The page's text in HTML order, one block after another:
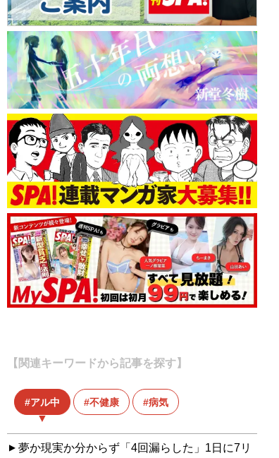
【関連キーワードから記事を探す】
アル中 不健康 病気
夢か現実か分からず「4回漏らした」1日に7リ